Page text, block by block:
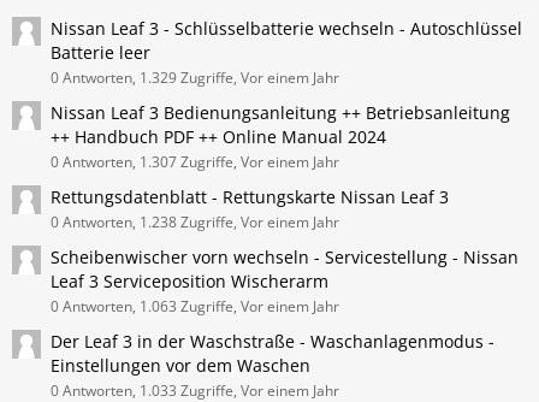
Nissan Leaf 3 - Schlüsselbatterie wechseln - Autoschlüssel
Batterie leer
0 Antworten, 1.329 Zugriffe, Vor einem Jahr
Nissan ​Leaf 3 Bedienungsanleitung ++ Betriebsanleitung
++ Handbuch PDF ++ Online Manual 2024
0 Antworten, 1.307 Zugriffe, Vor einem Jahr
Rettungsdatenblatt - Rettungskarte Nissan Leaf 3
0 Antworten, 1.238 Zugriffe, Vor einem Jahr
Scheibenwischer vorn wechseln - Servicestellung - Nissan​
Leaf 3 Serviceposition Wischerarm
0 Antworten, 1.063 Zugriffe, Vor einem Jahr
Der Leaf 3 in der Waschstraße - Waschanlagenmodus -
Einstellungen vor dem Waschen
0 Antworten, 1.033 Zugriffe, Vor einem Jahr